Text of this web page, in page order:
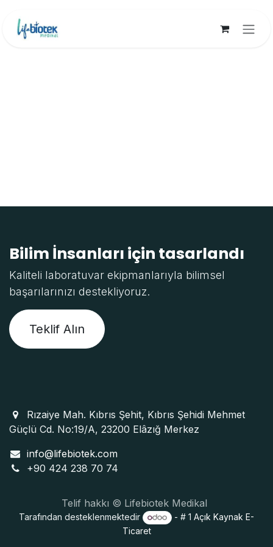
Bilim İnsanları için tasarlandı
Kaliteli laboratuvar ekipmanlarıyla bilimsel
başarılarınızı destekliyoruz.
Teklif Alın
Rızaiye Mah. Kıbrıs Şehit, Kıbrıs Şehidi Mehmet
Güçlü Cd. No:19/A, 23200 Elâzığ Merkez
info@lifebiotek.com
+90 424 238 70 74
Telif hakkı © Lifebiotek Medikal
Tarafından desteklenmektedir - # 1Açık Kaynak E-
Ticaret